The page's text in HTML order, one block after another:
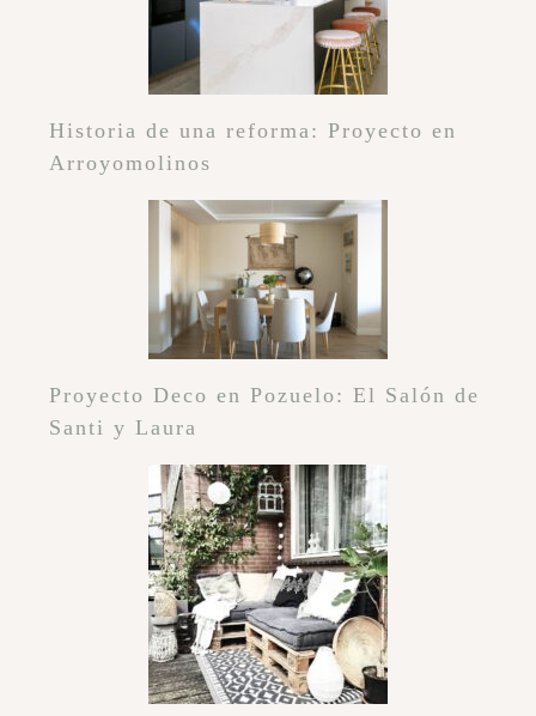
Historia de una reforma: Proyecto en
Arroyomolinos
Proyecto Deco en Pozuelo: El Salón de
Santi y Laura